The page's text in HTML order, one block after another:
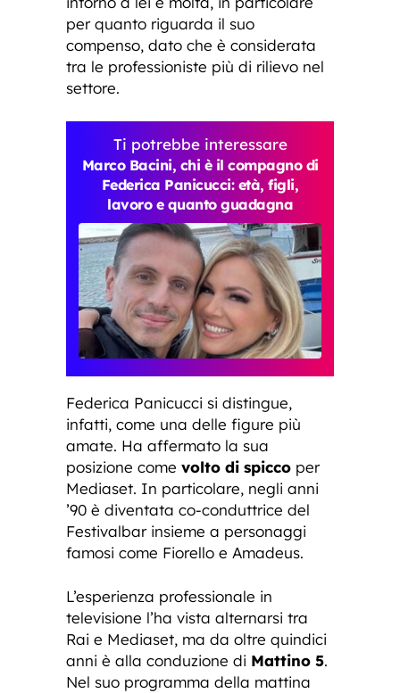
per quanto riguarda il suo
compenso, dato che è considerata
tra le professioniste più di rilievo nel
settore.
Ti potrebbe interessare
Marco Bacini, chi è il compagno di
Federica Panicucci: età, figli,
lavoro e quanto guadagna
Federica Panicucci si distingue,
infatti, come una delle figure più
amate. Ha affermato la sua
posizione come volto di spicco per
Mediaset. In particolare, negli anni
’90 è diventata co-conduttrice del
Festivalbar insieme a personaggi
famosi come Fiorello e Amadeus.
L’esperienza professionale in
televisione l’ha vista alternarsi tra
Rai e Mediaset, ma da oltre quindici
anni è alla conduzione di Mattino 5.
Nel suo programma della mattina